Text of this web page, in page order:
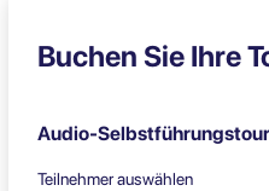
Buchen Sie Ihre
Audio-Selbstführungstour
Teilnehmer auswählen